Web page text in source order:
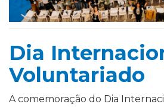
Dia
Voluntariado
A comemoração do Dia